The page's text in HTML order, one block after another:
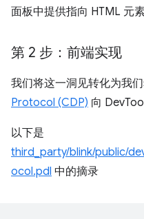
面板中提供指向 HTML 元
第 2 步：前端实现
我们将这一洞见转化为我
Protocol (CDP) 向
以下是
third_party/blink/public/
ocol.pdl 中的摘录